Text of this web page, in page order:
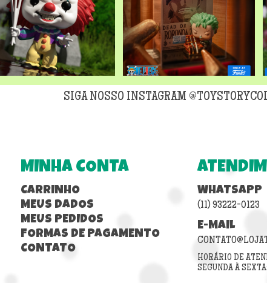
SIGA NOSSO INSTAGRAM
MINHA CONTA
CARRINHO
MEUS DADOS
MEUS PEDIDOS
FORMAS DE PAGAMENTO
CONTATO
WHATSAPP
(11) 93222-0123
E-MAIL
HORÁRIO DE
SEGUNDA À